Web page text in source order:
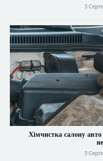
3
Хімчистка салону
3